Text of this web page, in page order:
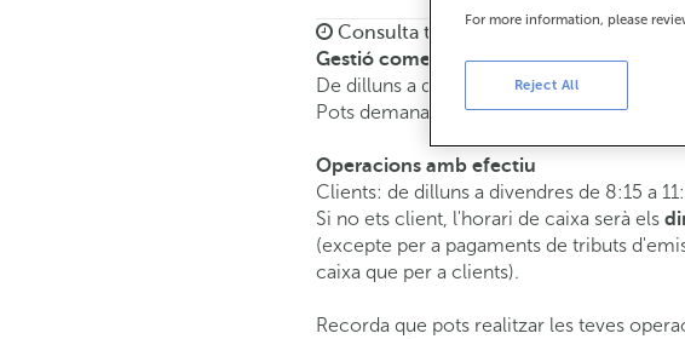
Consulta tots els horaris
Gestió comercial
De dilluns a divendres de8:15 a 14:00.
Pots demanar cita prèviai t'atendrem el
Operacions amb efectiu
Clients: de dilluns a divendres de 8:15 a
Si no ets client, l'horari de caixa serà els
(excepte per a pagaments de tributs
caixa que per a clients).
Recorda que pots realitzar les teves
For more information, please
Reject All